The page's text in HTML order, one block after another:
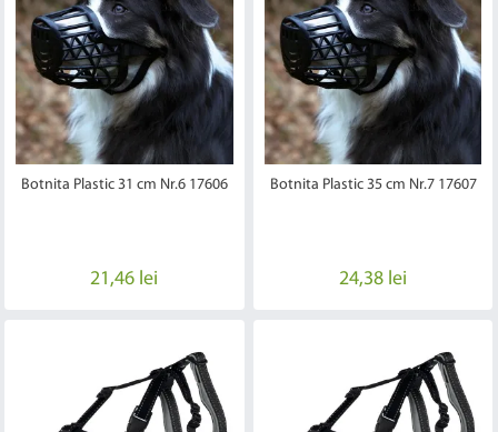
Botnita Plastic 31 cm Nr.6 17606
21,46 lei
Botnita Plastic 35 cm Nr.7 17607
24,38 lei